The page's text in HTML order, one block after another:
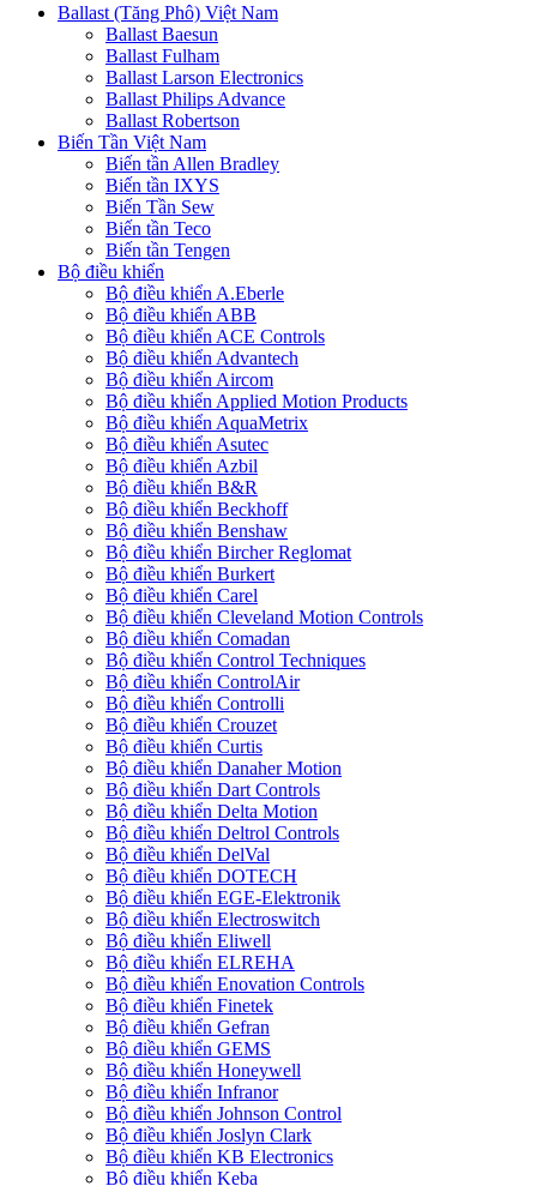
Ballast (Tăng Phô) Việt Nam
Ballast Baesun
Ballast Fulham
Ballast Larson Electronics
Ballast Philips Advance
Ballast Robertson
Biến Tần Việt Nam
Biến tần Allen Bradley
Biến tần IXYS
Biến Tần Sew
Biến tần Teco
Biến tần Tengen
Bộ điều khiển
Bộ điều khiển A.Eberle
Bộ điều khiển ABB
Bộ điều khiển ACE Controls
Bộ điều khiển Advantech
Bộ điều khiển Aircom
Bộ điều khiển Applied Motion Products
Bộ điều khiển AquaMetrix
Bộ điều khiển Asutec
Bộ điều khiển Azbil
Bộ điều khiển B&R
Bộ điều khiển Beckhoff
Bộ điều khiển Benshaw
Bộ điều khiển Bircher Reglomat
Bộ điều khiển Burkert
Bộ điều khiển Carel
Bộ điều khiển Cleveland Motion Controls
Bộ điều khiển Comadan
Bộ điều khiển Control Techniques
Bộ điều khiển ControlAir
Bộ điều khiển Controlli
Bộ điều khiển Crouzet
Bộ điều khiển Curtis
Bộ điều khiển Danaher Motion
Bộ điều khiển Dart Controls
Bộ điều khiển Delta Motion
Bộ điều khiển Deltrol Controls
Bộ điều khiển DelVal
Bộ điều khiển DOTECH
Bộ điều khiển EGE-Elektronik
Bộ điều khiển Electroswitch
Bộ điều khiển Eliwell
Bộ điều khiển ELREHA
Bộ điều khiển Enovation Controls
Bộ điều khiển Finetek
Bộ điều khiển Gefran
Bộ điều khiển GEMS
Bộ điều khiển Honeywell
Bộ điều khiển Infranor
Bộ điều khiển Johnson Control
Bộ điều khiển Joslyn Clark
Bộ điều khiển KB Electronics
Bộ điều khiển Keba